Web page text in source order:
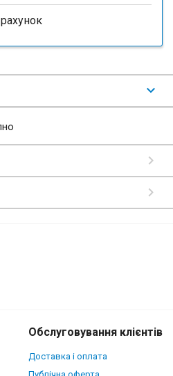
Обслуговування клієнтів
Доставка і оплата